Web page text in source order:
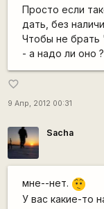
Просто если
дать, без
Чтобы не брать
- а надо ли оно ?
favorite_border
9 Апр, 2012 00:31
Sacha
мне--нет. :-/
У вас какие-то